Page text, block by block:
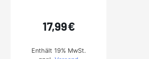
17,99€
Enthält 19% MwSt.